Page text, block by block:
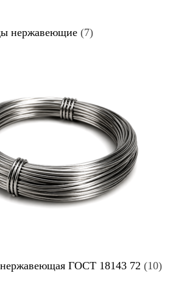
нержавеющие (7)
ГОСТ 18143 72 (10)